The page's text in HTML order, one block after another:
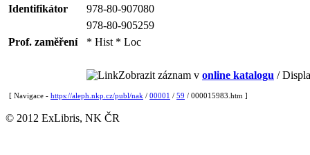
Identifikátor
978-80-907080
978-80-905259
Prof. zaměření
* Hist * Loc
Zobrazit záznam v online katalogu /
[ Navigace - https://aleph.nkp.cz/publ/nak / 00001 / 59 / 000015983.htm ]
© 2012 ExLibris, NK ČR